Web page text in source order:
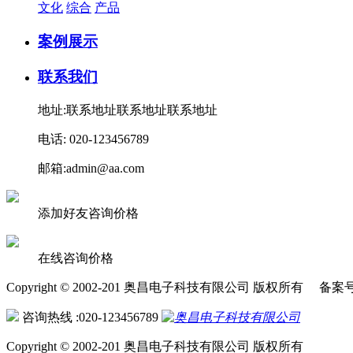
文化 综合 产品
案例展示
联系我们
地址:联系地址联系地址联系地址
电话: 020-123456789
邮箱:admin@aa.com
添加好友咨询价格
在线咨询价格
Copyright © 2002-201 奥昌电子科技有限公司 版权所有 备案
咨询热线 :020-123456789
Copyright © 2002-201 奥昌电子科技有限公司 版权所有